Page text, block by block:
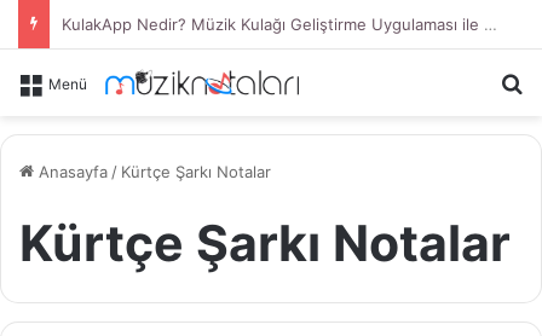
KulakApp Nedir? Müzik Kulağı Geliştirme Uygulaması ile Duyduğunu Tanı
Menü
Anasayfa / Kürtçe Şarkı Notalar
Kürtçe Şarkı Notalar